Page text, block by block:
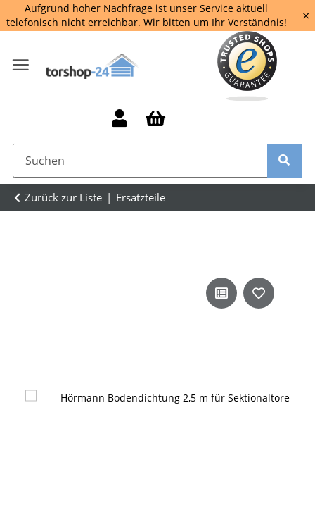
Aufgrund hoher Nachfrage ist unser Service aktuell
telefonisch nicht erreichbar. Wir bitten um Ihr Verständnis!
×
Zurück zur Liste Ersatzteile